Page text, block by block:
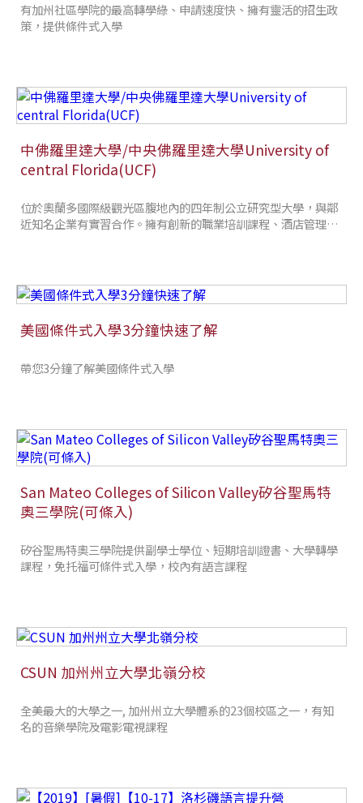
有加州社區學院的最高轉學綠、申請速度快、擁有靈活的招生政
策，提供條件式入學
中佛羅里達大學/中央佛羅里達大學University of
central Florida(UCF)
位於奧蘭多國際級觀光區腹地內的四年制公立研究型大學，與鄰
近知名企業有實習合作。擁有創新的職業培訓課程、酒店管理課
美國條件式入學3分鐘快速了解
帶您3分鐘了解美國條件式入學
San Mateo Colleges of Silicon Valley矽谷聖馬特
奧三學院(可條入)
矽谷聖馬特奧三學院提供副學士學位、短期培訓證書、大學轉學
課程，免托福可條件式入學，校內有語言課程
CSUN 加州州立大學北嶺分校
全美最大的大學之一, 加州州立大學體系的23個校區之一，有知
名的音樂學院及電影電視課程